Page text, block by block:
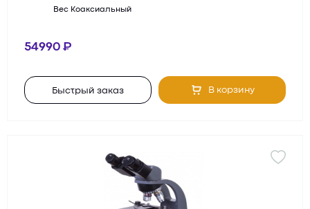
Вес Коаксиальный
54990
Быстрый заказ В корзину